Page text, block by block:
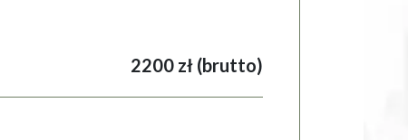
2200 zł (brutto)